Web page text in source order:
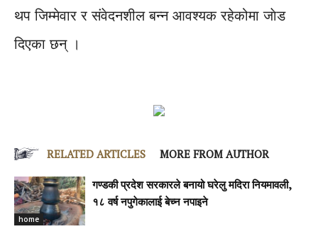
थप जिम्मेवार र संवेदनशील बन्न आवश्यक रहेकोमा जाेड
दिएका छन् ।
RELATED ARTICLES MORE FROM AUTHOR
home
गण्डकी प्रदेश सरकारले बनायो घरेलु मदिरा नियमावली,
१८ वर्ष नपुगेकालाई बेच्न नपाइने